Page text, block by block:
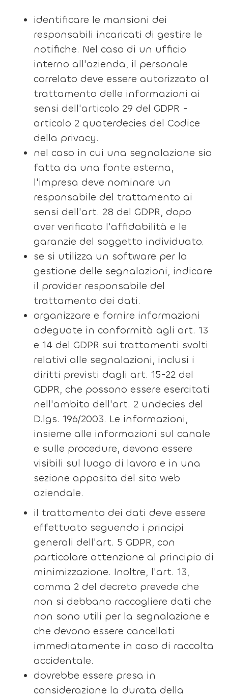
identificare le mansioni dei
responsabili incaricati di gestire le
notifiche. Nel caso di un ufficio
interno all'azienda, il personale
correlato deve essere autorizzato al
trattamento delle informazioni ai
sensi dell'articolo 29 del GDPR -
articolo 2 quaterdecies del Codice
della privacy.
nel caso in cui una segnalazione sia
fatta da una fonte esterna,
l'impresa deve nominare un
responsabile del trattamento ai
sensi dell'art. 28 del GDPR, dopo
aver verificato l'affidabilità e le
garanzie del soggetto individuato.
se si utilizza un software per la
gestione delle segnalazioni, indicare
il provider responsabile del
trattamento dei dati.
organizzare e fornire informazioni
adeguate in conformità agli art. 13
e 14 del GDPR sui trattamenti svolti
relativi alle segnalazioni, inclusi i
diritti previsti dagli art. 15-22 del
GDPR, che possono essere esercitati
nell'ambito dell'art. 2 undecies del
D.lgs. 196/2003. Le informazioni,
insieme alle informazioni sul canale
e sulle procedure, devono essere
visibili sul luogo di lavoro e in una
sezione apposita del sito web
aziendale.
il trattamento dei dati deve essere
effettuato seguendo i principi
generali dell'art. 5 GDPR, con
particolare attenzione al principio di
minimizzazione. Inoltre, l'art. 13,
comma 2 del decreto prevede che
non si debbano raccogliere dati che
non sono utili per la segnalazione e
che devono essere cancellati
immediatamente in caso di raccolta
accidentale.
dovrebbe essere presa in
considerazione la durata della